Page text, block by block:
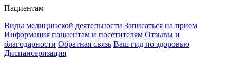
Пациентам
Виды медицинской деятельности Записаться на прием
Информация пациентам и посетителям Отзывы и
благодарности Обратная связь Ваш гид по здоровью
Диспансеризация